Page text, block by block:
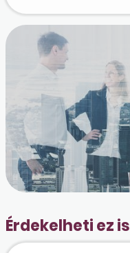
Érdekelheti ez is